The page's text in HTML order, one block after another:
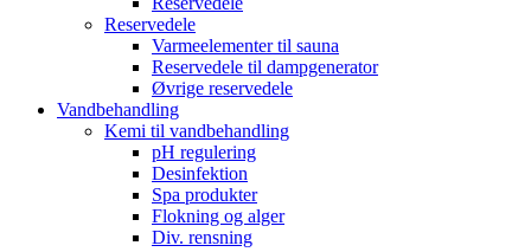
Reservedele
Varmeelementer til sauna
Reservedele til dampgenerator
Øvrige reservedele
Vandbehandling
Kemi til vandbehandling
pH regulering
Desinfektion
Spa produkter
Flokning og alger
Div. rensning